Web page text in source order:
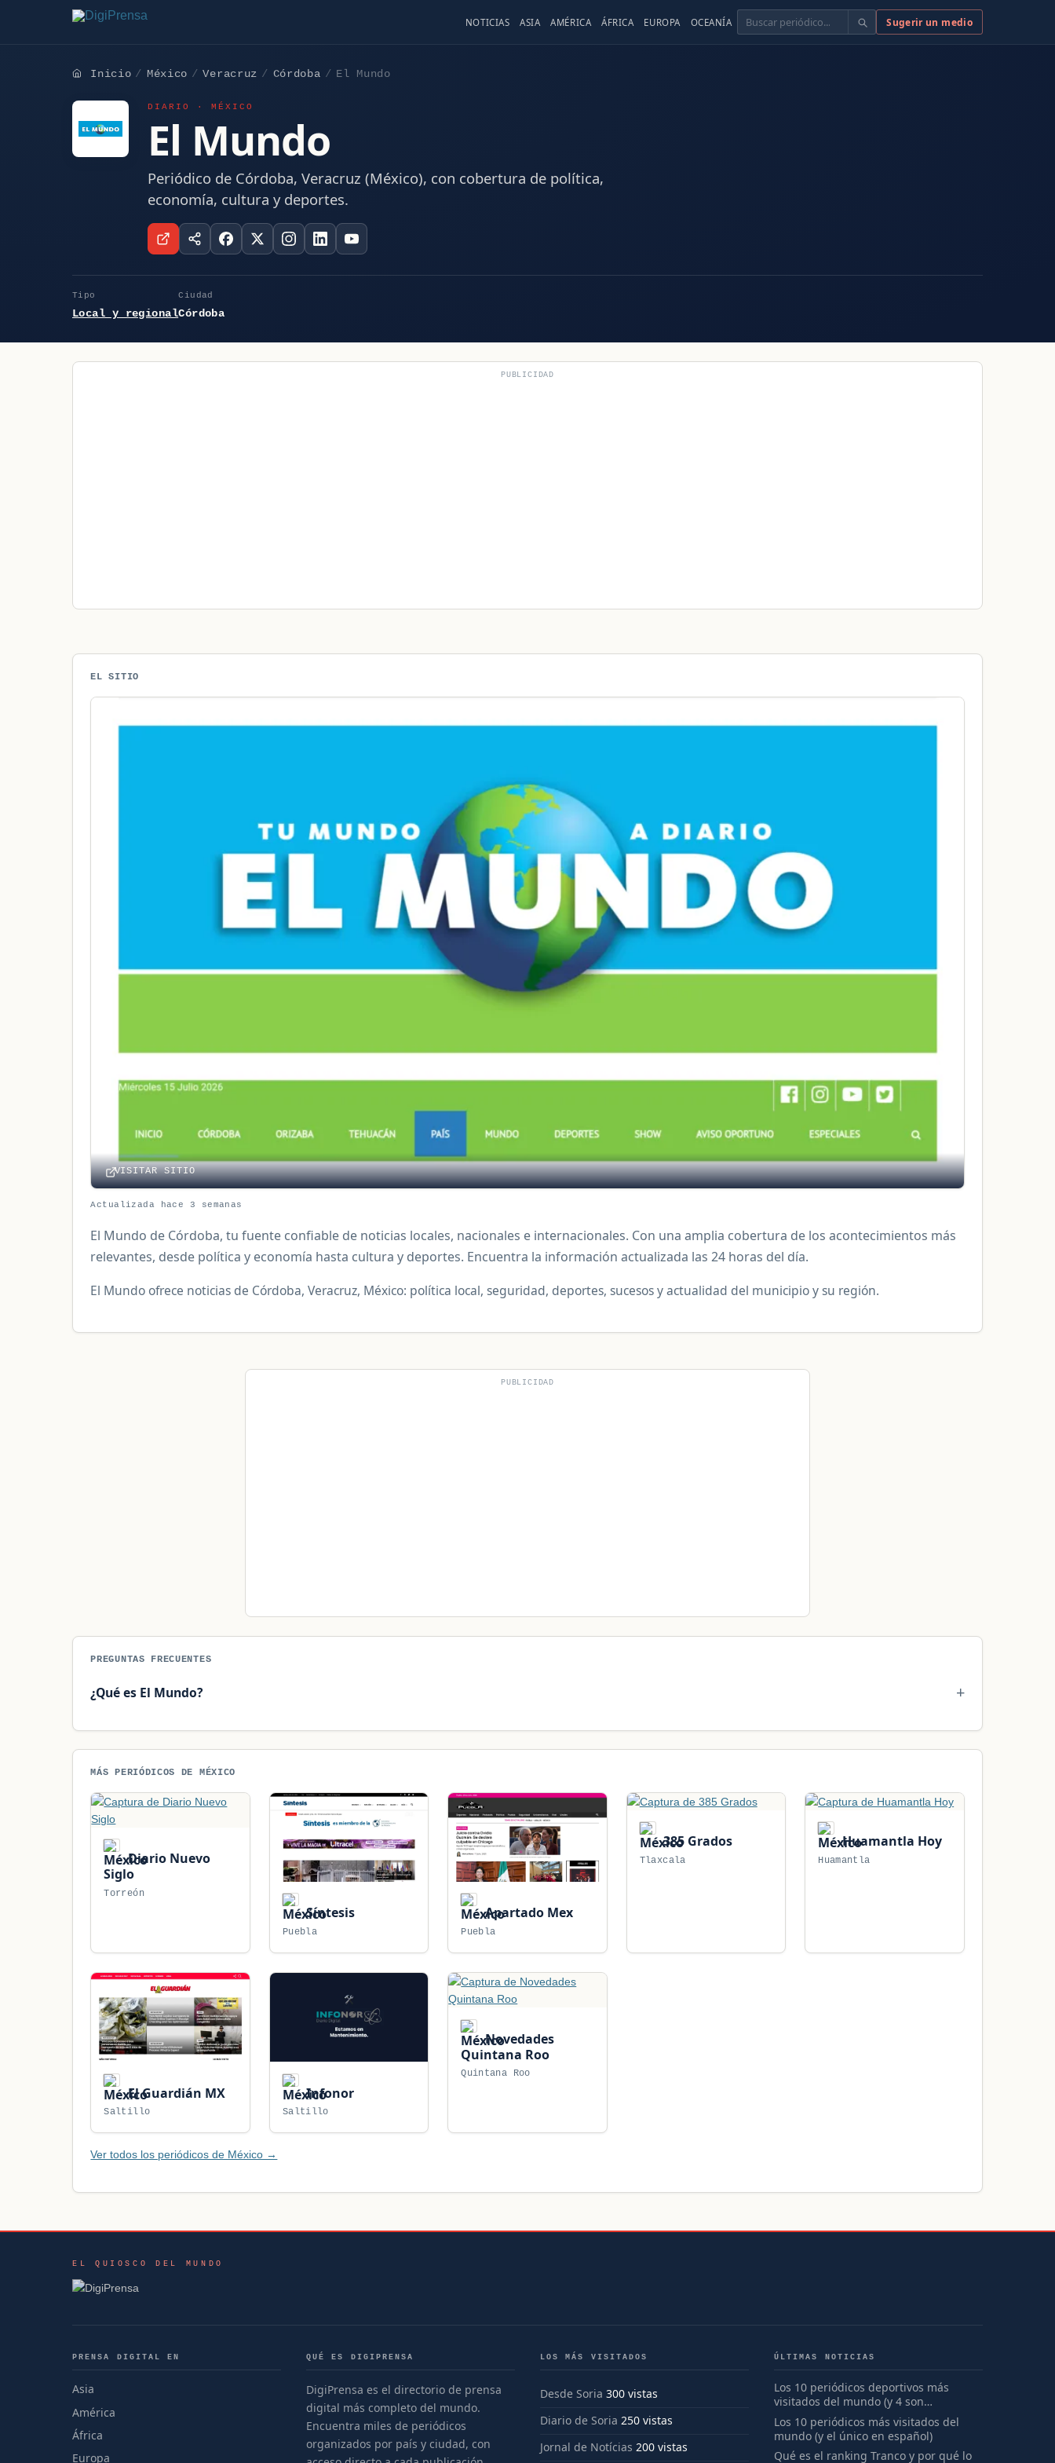
NOTICIAS ASIA AMÉRICA ÁFRICA EUROPA OCEANÍA Buscar Sugerir un medio
Inicio México Veracruz Córdoba El Mundo
DIARIO · MÉXICO
El Mundo
Periódico de Córdoba, Veracruz (México), con cobertura de política,
economía, cultura y deportes.
Tipo
Local y regional
Ciudad
Córdoba
PUBLICIDAD
EL SITIO
VISITAR SITIO
Actualizada hace 3 semanas
El Mundo de Córdoba, tu fuente confiable de noticias locales, nacionales e internacionales. Con una amplia cobertura de los acontecimientos más
relevantes, desde política y economía hasta cultura y deportes. Encuentra la información actualizada las 24 horas del día.
El Mundo ofrece noticias de Córdoba, Veracruz, México: política local, seguridad, deportes, sucesos y actualidad del municipio y su región.
PUBLICIDAD
PREGUNTAS FRECUENTES
¿Qué es El Mundo?
MÁS PERIÓDICOS DE MÉXICO
Diario Nuevo
Siglo
Torreón
Síntesis
Puebla
Apartado Mex
Puebla
385 Grados
Tlaxcala
Huamantla Hoy
Huamantla
El Guardián MX
Saltillo
Infonor
Saltillo
Novedades
Quintana Roo
Quintana Roo
Ver todos los periódicos de México →
EL QUIOSCO DEL MUNDO
PRENSA DIGITAL EN
Asia
América
África
Europa
QUÉ ES DIGIPRENSA
DigiPrensa es el directorio de prensa
digital más completo del mundo.
Encuentra miles de periódicos
organizados por país y ciudad, con
LOS MÁS VISITADOS
Desde Soria 300 vistas
Diario de Soria 250 vistas
Jornal de Notícias 200 vistas
ÚLTIMAS NOTICIAS
Los 10 periódicos deportivos más
visitados del mundo (y 4 son
españoles)
Los 10 periódicos más visitados del
mundo (y el único en español)
Qué es el ranking Tranco y por qué lo